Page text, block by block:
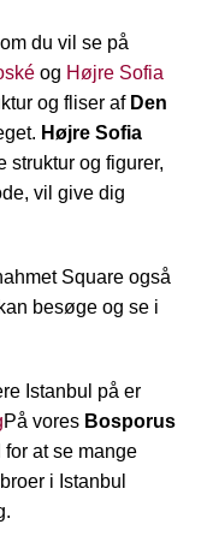
du vil se på
og Højre Sofia
og fliser af Den
Højre Sofia
struktur og figurer,
vil give dig
Square også
besøge og se i
Istanbul på er
På vores Bosporus
at se mange
i Istanbul